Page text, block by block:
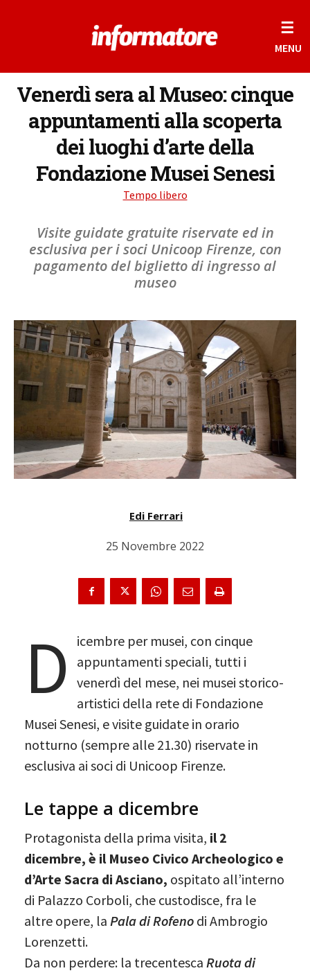
☰
MENU
Venerdì sera al Museo: cinque
appuntamenti alla scoperta
dei luoghi d’arte della
Fondazione Musei Senesi
Tempo libero
Visite guidate gratuite riservate ed in
esclusiva per i soci Unicoop Firenze, con
pagamento del biglietto di ingresso al
museo
Edi Ferrari
25 Novembre 2022
D
icembre per musei, con cinque
appuntamenti speciali, tutti i
venerdì del mese, nei musei storico-
artistici della rete di Fondazione
Musei Senesi, e visite guidate in orario
notturno (sempre alle 21.30) riservate in
esclusiva ai soci di Unicoop Firenze.
Le tappe a dicembre
Protagonista della prima visita, il 2
dicembre, è il Museo Civico Archeologico e
d’Arte Sacra di Asciano, ospitato all’interno
di Palazzo Corboli, che custodisce, fra le
altre opere, la Pala di Rofeno di Ambrogio
Lorenzetti.
Da non perdere: la trecentesca Ruota di